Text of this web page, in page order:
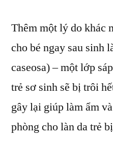
Thêm một lý do khác
cho bé ngay sau sinh
caseosa) – một lớp
trẻ sơ sinh sẽ bị trôi
gây lại giúp làm ẩm
phòng cho làn da trẻ